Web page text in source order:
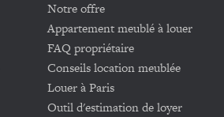
Notre offre
Appartement meublé à louer
FAQ propriétaire
Conseils location meublée
Louer à Paris
Outil d'estimation de loyer